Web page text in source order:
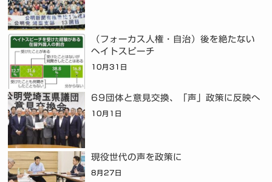
（フォーカス人権・自治）後を絶たない
ヘイトスピーチ
10月31日
69団体と意見交換、「声」政策に反映へ
10月1日
現役世代の声を政策に
8月27日